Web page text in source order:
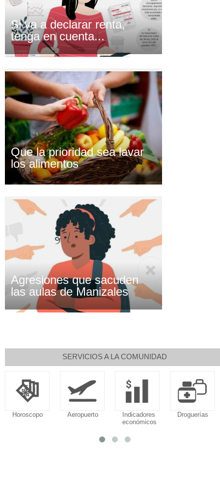
Si va a declarar renta,
tenga en cuenta...
Que la prioridad sea lavar
los alimentos
Agresiones que sacuden
las aulas de Manizales
SERVICIOS A LA COMUNIDAD
Horoscopo Aeropuerto
Indicadores
económicos
Droguerías